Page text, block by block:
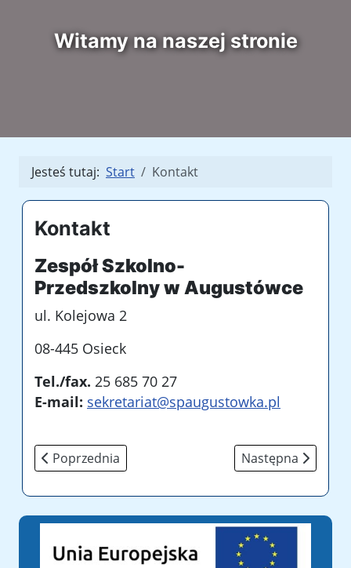
Witamy na naszej stronie
Jesteś tutaj: Start Kontakt
Kontakt
Zespół Szkolno-
Przedszkolnyw Augustówce
ul. Kolejowa 2
08-445 Osieck
Tel./fax. 25 685 70 27
E-mail: sekretariat@spaugustowka.pl
Poprzednia strona: O szkole
Poprzednia Następna strona:
Następna